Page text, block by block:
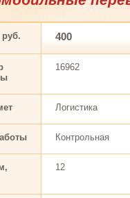
400
16962
Логистика
Контрольная
12